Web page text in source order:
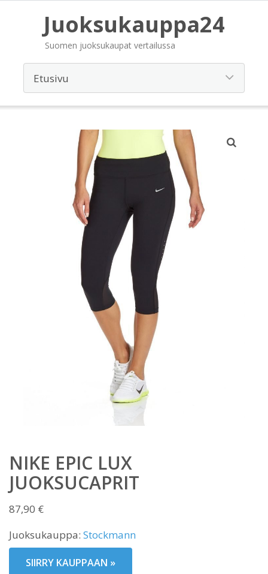
Juoksukauppa24
Suomen juoksukaupat vertailussa
NIKE EPIC LUX
JUOKSUCAPRIT
87,90 €
Juoksukauppa: Stockmann
SIIRRY KAUPPAAN »